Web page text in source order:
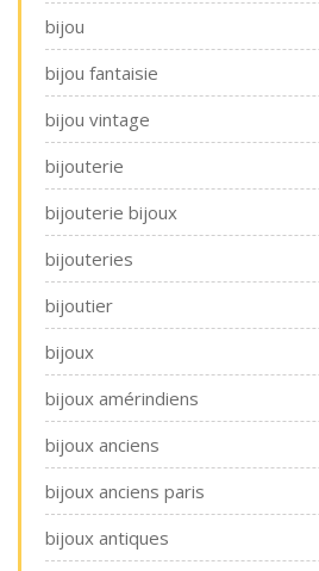
bijou
bijou fantaisie
bijou vintage
bijouterie
bijouterie bijoux
bijouteries
bijoutier
bijoux
bijoux amérindiens
bijoux anciens
bijoux anciens paris
bijoux antiques